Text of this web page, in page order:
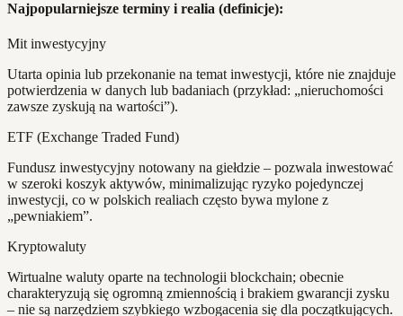
Najpopularniejsze terminy i realia (definicje):
Mit inwestycyjny
Utarta opinia lub przekonanie na temat inwestycji, które nie znajduje
potwierdzenia w danych lub badaniach (przykład: „nieruchomości
zawsze zyskują na wartości”).
ETF (Exchange Traded Fund)
Fundusz inwestycyjny notowany na giełdzie – pozwala inwestować
w szeroki koszyk aktywów, minimalizując ryzyko pojedynczej
inwestycji, co w polskich realiach często bywa mylone z
„pewniakiem”.
Kryptowaluty
Wirtualne waluty oparte na technologii blockchain; obecnie
charakteryzują się ogromną zmiennością i brakiem gwarancji zysku
– nie są narzędziem szybkiego wzbogacenia się dla początkujących.